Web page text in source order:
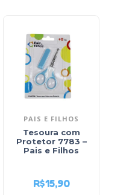
PAIS E FILHOS
Tesoura com
Protetor 7783 –
Pais e Filhos
R$15,90